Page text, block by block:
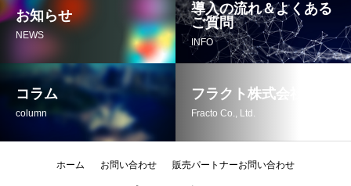
お知らせ
NEWS
導入の流れ＆よくある
ご質問
INFO
コラム
column
フラクト株式会社
Fracto Co., Ltd.
ホーム お問い合わせ 販売パートナーお問い合わせ